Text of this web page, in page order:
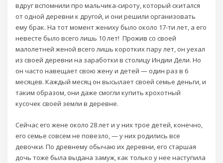
вдруг вспомнили про мальчика-сироту, который скитался
от одной деревни к другой, и они решили организовать
ему брак. На тот момент жениху было около 17-ти лет, а его
невесте было всего лишь 10 лет! Прожив со своей
малолетней женой всего лишь коротких пару лет, он уехал
из своей деревни на заработки в столицу Индии Дели. Но
он часто навещает свою жену и детей — один раз в 6
месяцев. Каждый месяц он высылает своей семье деньги, и
таким образом, они даже смогли купить крохотный
кусочек своей земли в деревне.
Сейчас его жене около 28 лет и у них трое детей, конечно,
его семье совсем не повезло, — у них родились все
девочки. По древнему обычаю их деревни, его старшая
дочь тоже была выдана замуж, как только у нее наступила